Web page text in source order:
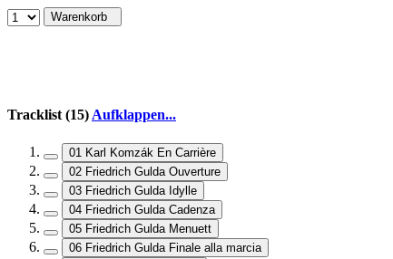
Warenkorb
Tracklist (15)Aufklappen...
01 Karl Komzák En Carrière
02 Friedrich Gulda Ouverture
03 Friedrich Gulda Idylle
04 Friedrich Gulda Cadenza
05 Friedrich Gulda Menuett
06 Friedrich Gulda Finale alla marcia